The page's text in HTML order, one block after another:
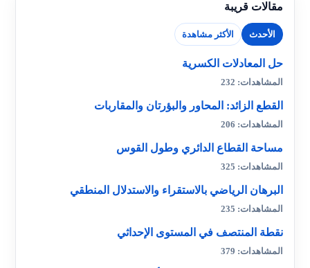
مقالات قريبة
الأحدث الأكثر مشاهدة
حل المعادلات الكسرية
المشاهدات: 232
القطع الزائد: المحاور والبؤرتان والمقاربات
المشاهدات: 206
مساحة القطاع الدائري وطول القوس
المشاهدات: 325
البرهان الرياضي بالاستقراء والاستدلال المنطقي
المشاهدات: 235
نقطة المنتصف في المستوى الإحداثي
المشاهدات: 379